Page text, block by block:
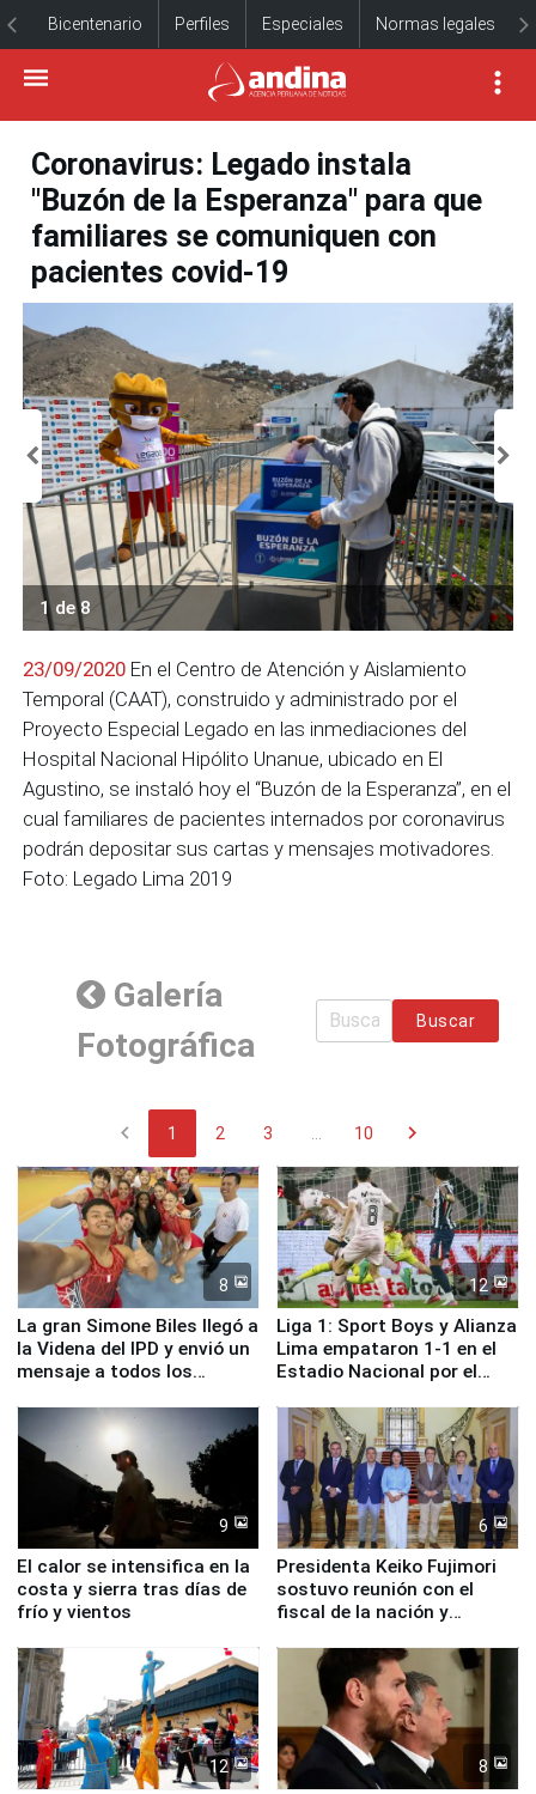
Bicentenario Perfiles Especiales Normas legales
Coronavirus: Legado instala
"Buzón de la Esperanza" para que
familiares se comuniquen con
pacientes covid-19
1 de 8
23/09/2020 En el Centro de Atención y Aislamiento
Temporal (CAAT), construido y administrado por el
Proyecto Especial Legado en las inmediaciones del
Hospital Nacional Hipólito Unanue, ubicado en El
Agustino, se instaló hoy el “Buzón de la Esperanza”, en el
cual familiares de pacientes internados por coronavirus
podrán depositar sus cartas y mensajes motivadores.
Foto: Legado Lima 2019
Galería
Fotográfica
Buscar
chevron_left 1 2 3 10 chevron_right
8
La gran Simone Biles llegó a
la Videna del IPD y envió un
mensaje a todos los
12
Liga 1: Sport Boys y Alianza
Lima empataron 1-1 en el
Estadio Nacional por el
9
El calor se intensifica en la
costa y sierra tras días de
frío y vientos
6
Presidenta Keiko Fujimori
sostuvo reunión con el
fiscal de la nación y
12 8